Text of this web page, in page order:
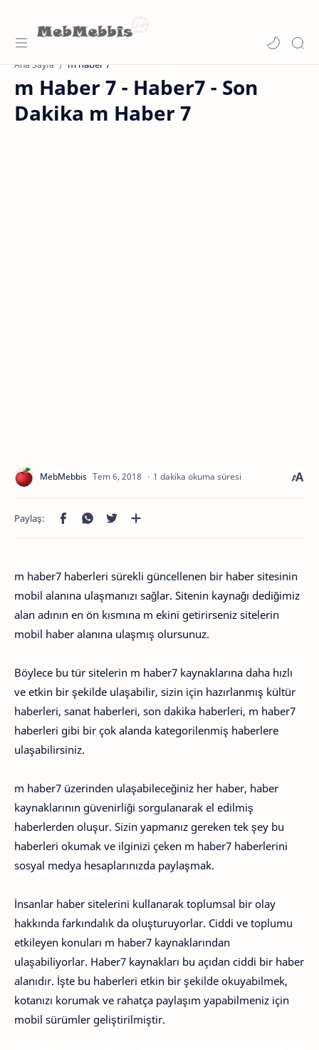
Ana Sayfa m haber 7
m Haber 7 - Haber7 - Son
Dakika m Haber 7
1 dakika okuma süresi
m haber7 haberleri sürekli güncellenen bir haber sitesinin
mobil alanına ulaşmanızı sağlar. Sitenin kaynağı dediğimiz
alan adının en ön kısmına m ekini getirirseniz sitelerin
mobil haber alanına ulaşmış olursunuz.
Böylece bu tür sitelerin m haber7 kaynaklarına daha hızlı
ve etkin bir şekilde ulaşabilir, sizin için hazırlanmış kültür
haberleri, sanat haberleri, son dakika haberleri, m haber7
haberleri gibi bir çok alanda kategorilenmiş haberlere
ulaşabilirsiniz.
m haber7 üzerinden ulaşabileceğiniz her haber, haber
kaynaklarının güvenirliği sorgulanarak el edilmiş
haberlerden oluşur. Sizin yapmanız gereken tek şey bu
haberleri okumak ve ilginizi çeken m haber7 haberlerini
sosyal medya hesaplarınızda paylaşmak.
İnsanlar haber sitelerini kullanarak toplumsal bir olay
hakkında farkındalık da oluşturuyorlar. Ciddi ve toplumu
etkileyen konuları m haber7 kaynaklarından
ulaşabiliyorlar. Haber7 kaynakları bu açıdan ciddi bir haber
alanıdır. İşte bu haberleri etkin bir şekilde okuyabilmek,
kotanızı korumak ve rahatça paylaşım yapabilmeniz için
mobil sürümler geliştirilmiştir.